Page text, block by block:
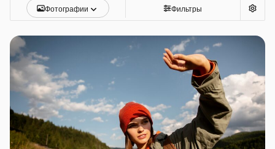
Фотографии Фильтры